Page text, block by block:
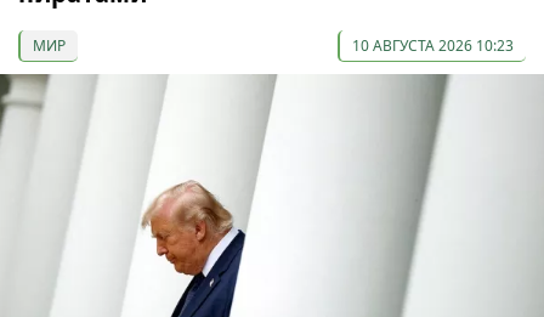
МИР 10 АВГУСТА 2026 10:23